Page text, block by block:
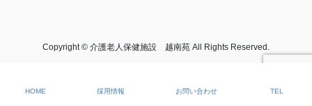
Copyright © 介護老人保健施設 越南苑 All Rights Reserved.
HOME 採用情報 お問い合わせ TEL